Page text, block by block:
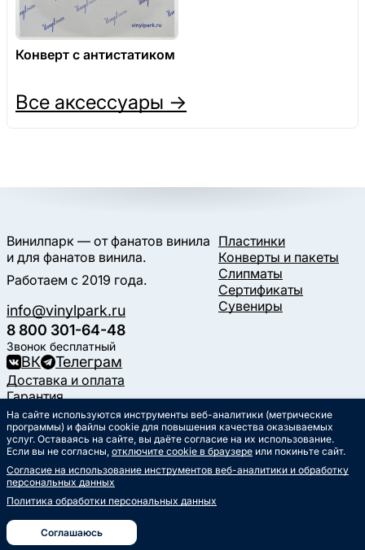
Конверт с антистатиком
Все аксессуары →
Винилпарк — от фанатов винила
и для фанатов винила.
Работаем с 2019 года.
info@vinylpark.ru
8 800 301-64-48
Звонок бесплатный
ВК Телеграм
Пластинки
Конверты и пакеты
Слипматы
Сертификаты
Сувениры
Доставка и оплата
Гарантия
Контакты
Статьи
Музыкальный календарь
Публичная оферта
Политика обработки
Согласие на обработкуперсональных данных
На сайте используются инструменты веб-аналитики (метрические
программы) и файлы cookie для повышения качества оказываемых
услуг. Оставаясь на сайте, вы даёте согласие на их использование.
Если вы не согласны, отключите cookie в браузере или покиньте сайт.
Согласие на использование инструментов веб-аналитики и обработку
персональных данных
Политика обработки персональных данных
Соглашаюсь